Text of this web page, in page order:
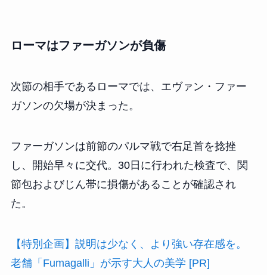
ローマはファーガソンが負傷
次節の相手であるローマでは、エヴァン・ファー
ガソンの欠場が決まった。
ファーガソンは前節のパルマ戦で右足首を捻挫
し、開始早々に交代。30日に行われた検査で、関
節包およびじん帯に損傷があることが確認され
た。
【特別企画】説明は少なく、より強い存在感を。
老舗「Fumagalli」が示す大人の美学 [PR]